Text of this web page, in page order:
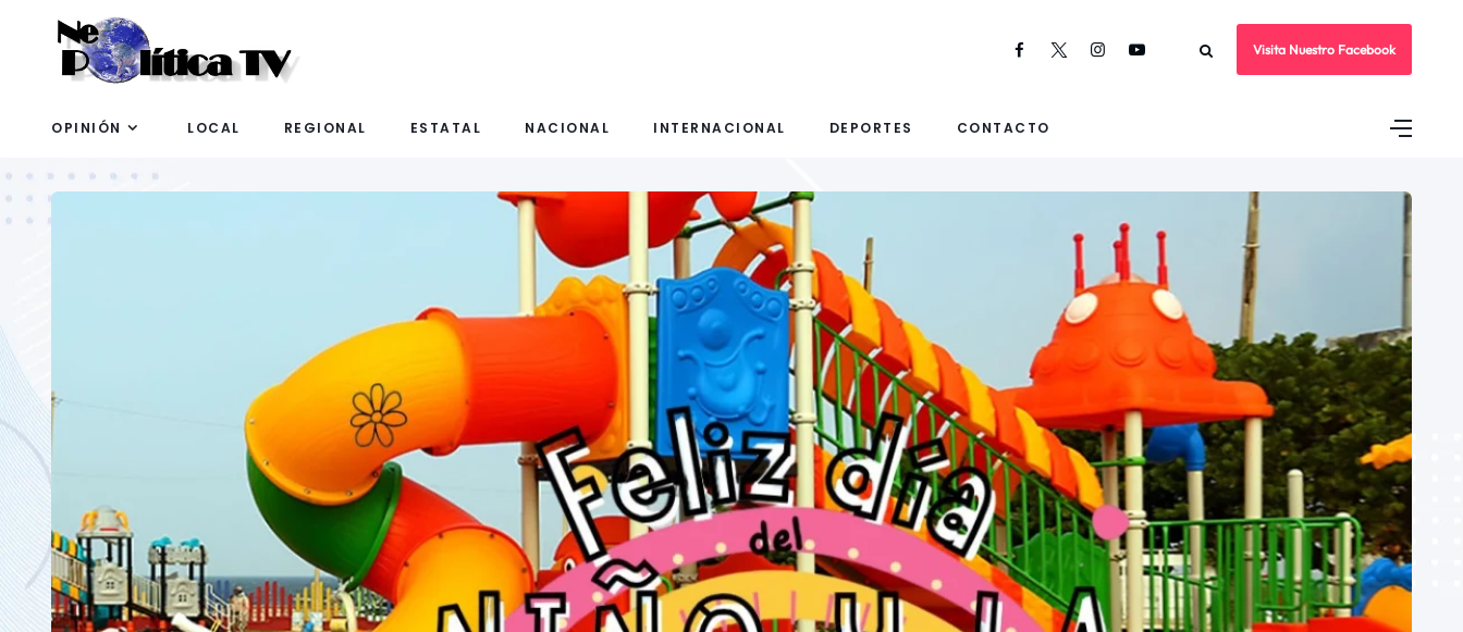
Visita Nuestro Facebook
OPINIÓN LOCAL REGIONAL ESTATAL NACIONAL INTERNACIONAL DEPORTES CONTACTO